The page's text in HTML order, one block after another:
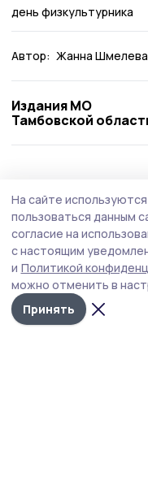
день физкультурника
Автор: Жанна Шмелева
Издания МО
Тамбовской
Об аномальной
петровцев
В Тамбовской
температуры
На сайте
пользоваться данным
согласие на
с настоящим
и Политикой
можно отменить в
Принять